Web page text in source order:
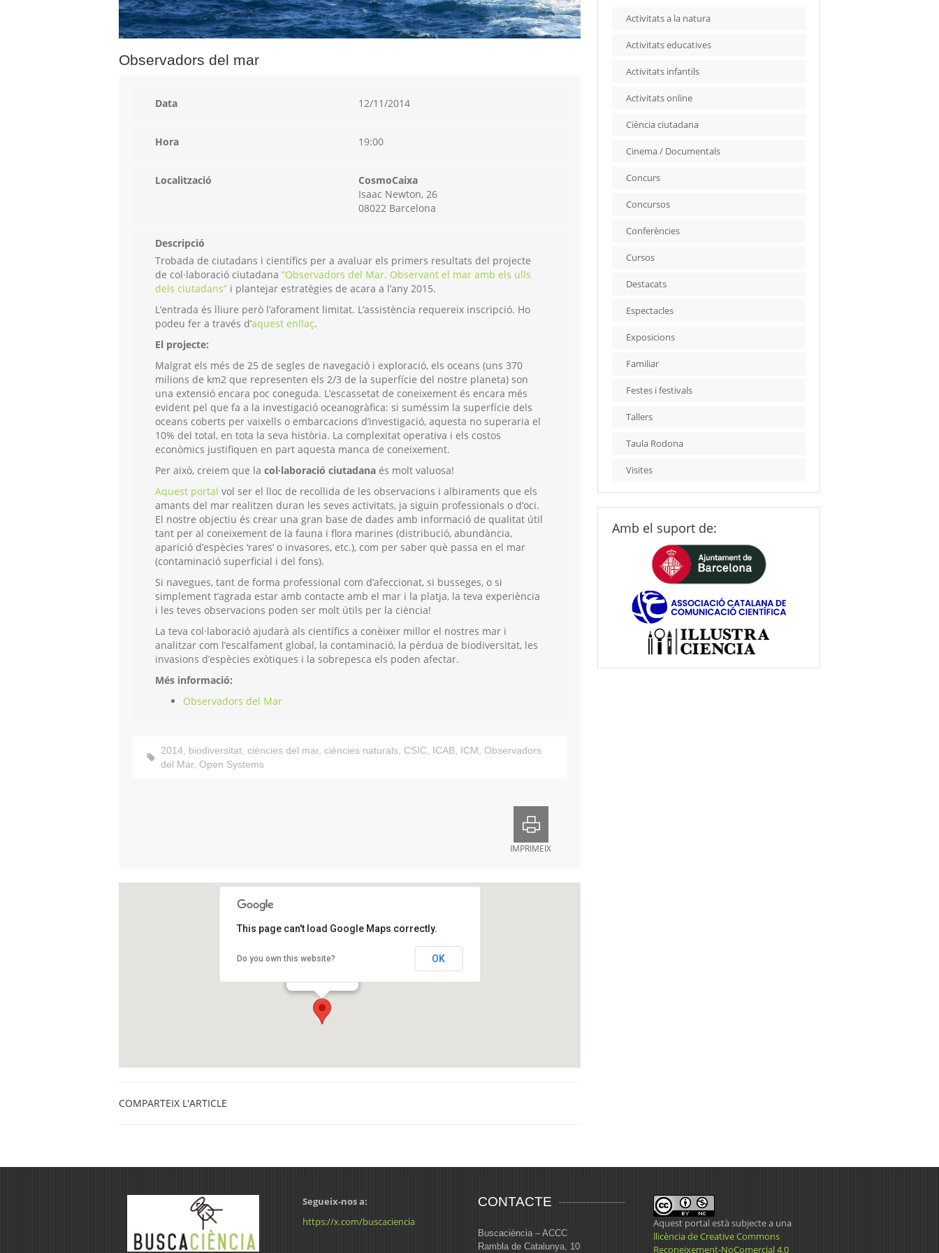
Observadors del mar
Data 12/11/2014
Hora 19:00
Localització
CosmoCaixa
Isaac Newton, 26
08022 Barcelona
Descripció
Trobada de ciutadans i científics per a avaluar els primers resultats del projecte
de col·laboració ciutadana “Observadors del Mar. Observant el mar amb els ulls
dels ciutadans” i plantejar estratègies de acara a l’any 2015.
L’entrada és lliure però l’aforament limitat. L’assistència requereix inscripció. Ho
podeu fer a través d’aquest enllaç.
El projecte:
Malgrat els més de 25 de segles de navegació i exploració, els oceans (uns 370
milions de km2 que representen els 2/3 de la superfície del nostre planeta) son
una extensió encara poc coneguda. L’escassetat de coneixement és encara més
evident pel que fa a la investigació oceanogràfica: si suméssim la superfície dels
oceans coberts per vaixells o embarcacions d’investigació, aquesta no superaria el
10% del total, en tota la seva història. La complexitat operativa i els costos
econòmics justifiquen en part aquesta manca de coneixement.
Per això, creiem que la col·laboració ciutadana és molt valuosa!
Aquest portal vol ser el lloc de recollida de les observacions i albiraments que els
amants del mar realitzen duran les seves activitats, ja siguin professionals o d’oci.
El nostre objectiu és crear una gran base de dades amb informació de qualitat útil
tant per al coneixement de la fauna i flora marines (distribució, abundància,
aparició d’espècies ‘rares’ o invasores, etc.), com per saber què passa en el mar
(contaminació superficial i del fons).
Si navegues, tant de forma professional com d’afeccionat, si busseges, o si
simplement t’agrada estar amb contacte amb el mar i la platja, la teva experiència
i les teves observacions poden ser molt útils per la ciència!
La teva col·laboració ajudarà als científics a conèixer millor el nostres mar i
analitzar com l’escalfament global, la contaminació, la pèrdua de biodiversitat, les
invasions d’espècies exòtiques i la sobrepesca els poden afectar.
Més informació:
Observadors del Mar
2014, biodiversitat, ciències del mar, ciències naturals, CSIC, ICAB, ICM, Observadors
del Mar, Open Systems
IMPRIMEIX
Isaac Newton, 26
This page can't load Google Maps correctly.
Do you own this website? OK
COMPARTEIX L'ARTICLE
Activitats a la natura
Activitats educatives
Activitats infantils
Activitats online
Ciència ciutadana
Cinema / Documentals
Concurs
Concursos
Conferències
Cursos
Destacats
Espectacles
Exposicions
Familiar
Festes i festivals
Tallers
Taula Rodona
Visites
Amb el suport de:
Segueix-nos a:
https://x.com/buscaciencia
CONTACTE
Buscaciència – ACCC
Rambla de Catalunya, 10
Aquest portal està subjecte a una
llicència de Creative Commons
Reconeixement-NoComercial 4.0